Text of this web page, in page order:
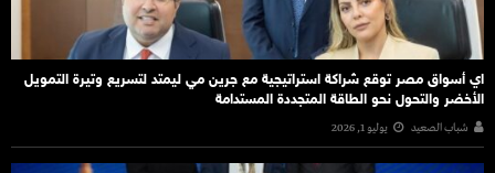
اي أسواق مصر توقع شراكة استراتيجية مع جرين مي ليمتد لتسريع وتيرة التمويل
الأخضر والتحول نحو الطاقة المتجددة المستدامة
شباب الصعيد يوليو 1, 2026